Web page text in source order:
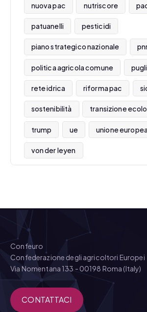
nuova pac nutriscore
patuanelli pesticidi
piano strategico nazionale
politica agricola comune
rete idrica riforma pac
sostenibilità transizione
trump ue unione europea
von der leyen
Confeuro
Confederazione degli agricoltori Europei
Via Nomentana 133 - 00198 Roma (Italy)
CONTATTACI